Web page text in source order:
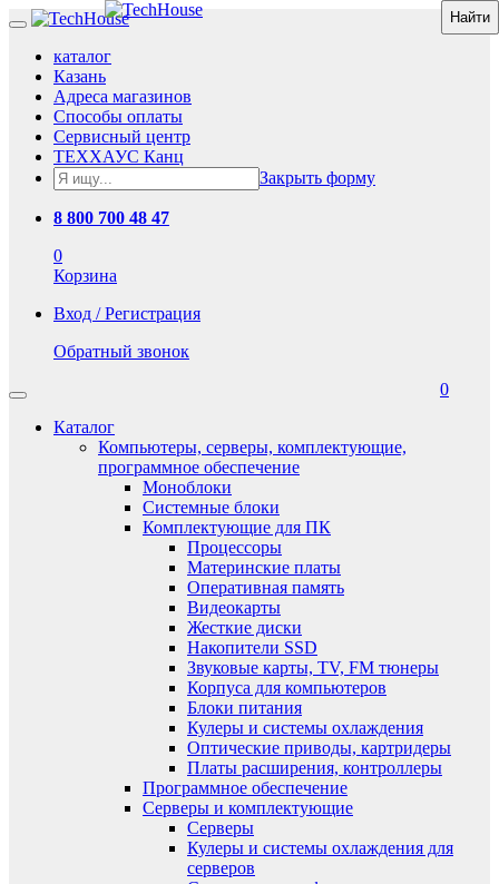
каталог
Казань
Адреса магазинов
Способы оплаты
Сервисный центр
ТЕХХАУС Канц
Закрыть форму
8 800 700 48 47
0
Корзина
Вход / Регистрация
Обратный звонок
0
Каталог
Компьютеры, серверы, комплектующие,
программное обеспечение
Моноблоки
Системные блоки
Комплектующие для ПК
Процессоры
Материнские платы
Оперативная память
Видеокарты
Жесткие диски
Накопители SSD
Звуковые карты, TV, FM тюнеры
Корпуса для компьютеров
Блоки питания
Кулеры и системы охлаждения
Оптические приводы, картридеры
Платы расширения, контроллеры
Программное обеспечение
Серверы и комплектующие
Серверы
Кулеры и системы охлаждения для
серверов